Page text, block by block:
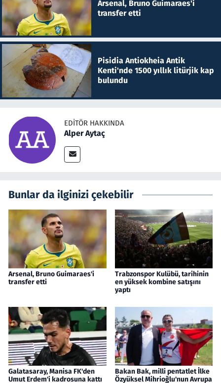
Arsenal, Bruno Guimaraes'i
transfer etti
Pisidia Antiokheia Antik
Kenti'nde 1500 yıllık litürjik kap
bulundu
EDITÖR HAKKINDA
Alper Aytaç
Bunlar da ilginizi çekebilir
Arsenal, Bruno Guimaraes'i
transfer etti
Trabzonspor Kulübü, tarihinin
en yüksek kombine satışını
yaptı
Galatasaray, Manisa FK'den
Umut Erdem'i kadrosuna kattı
Bakan Bak, milli pentatlet İlke
Özyüksel Mihrioğlu'nun Avrupa